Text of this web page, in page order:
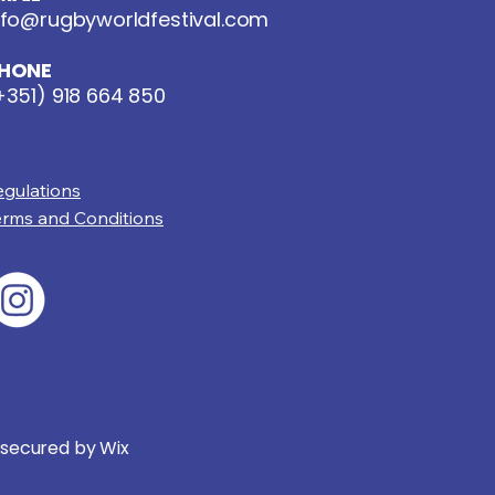
918 664 850
and Conditions
byWix